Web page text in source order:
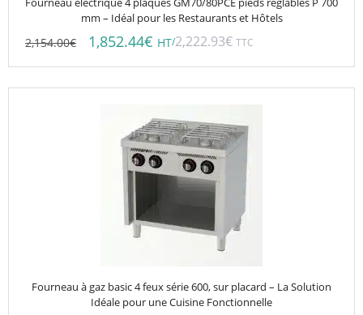
mm – Idéal pour les Restaurants et Hôtels
2,154.00€ 1,852.44€ HT/2,222.93€ TTC
Fourneau à gaz basic 4 feux série 600, sur placard – La Solution
Idéale pour une Cuisine Fonctionnelle